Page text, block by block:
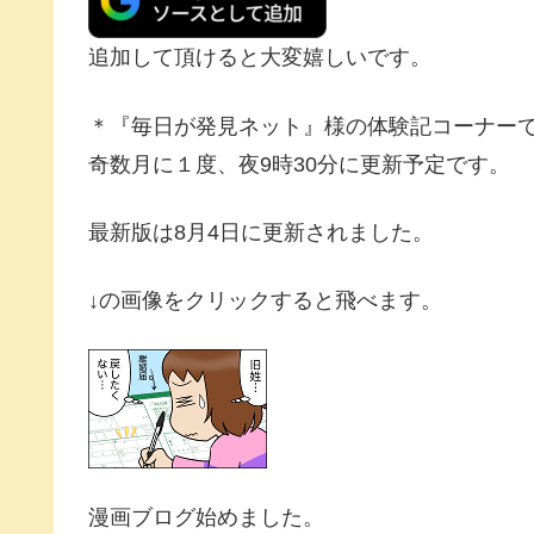
追加して頂けると大変嬉しいです。
＊『毎日が発見ネット』様の体験記コーナー
奇数月に１度、夜9時30分に更新予定です。
最新版は8月4日に更新されました。
↓の画像をクリックすると飛べます。
漫画ブログ始めました。